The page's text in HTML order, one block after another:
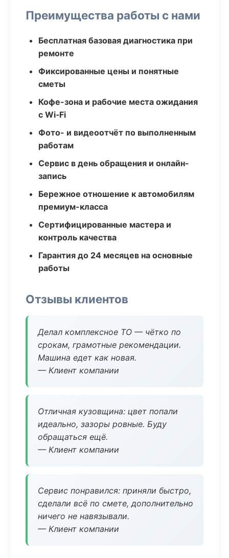
Преимущества работы с нами
Бесплатная базовая диагностика при
ремонте
Фиксированные цены и понятные
сметы
Кофе-зона и рабочие места ожидания
с Wi‑Fi
Фото- и видеоотчёт по выполненным
работам
Сервис в день обращения и онлайн-
запись
Бережное отношение к автомобилям
премиум-класса
Сертифицированные мастера и
контроль качества
Гарантия до 24 месяцев на основные
работы
Отзывы клиентов
Делал комплексное ТО — чётко по
срокам, грамотные рекомендации.
Машина едет как новая.
— Клиент компании
Отличная кузовщина: цвет попали
идеально, зазоры ровные. Буду
обращаться ещё.
— Клиент компании
Сервис понравился: приняли быстро,
сделали всё по смете, дополнительно
ничего не навязывали.
— Клиент компании